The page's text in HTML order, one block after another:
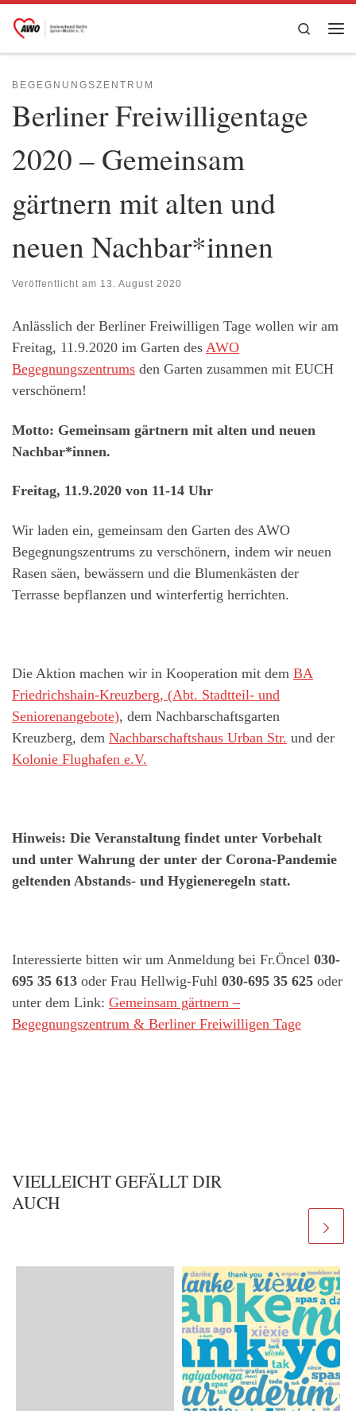
Zum Inhalt springen
Search
BEGEGNUNGSZENTRUM
Berliner Freiwilligentage
2020 – Gemeinsam
gärtnern mit alten und
neuen Nachbar*innen
Veröffentlicht am 13. August 2020
Anlässlich der Berliner Freiwilligen Tage wollen wir am
Freitag, 11.9.2020 im Garten des AWO
Begegnungszentrums den Garten zusammen mit EUCH
verschönern!
Motto: Gemeinsam gärtnern mit alten und neuen
Nachbar*innen.
Freitag, 11.9.2020 von 11-14 Uhr
Wir laden ein, gemeinsam den Garten des AWO
Begegnungszentrums zu verschönern, indem wir neuen
Rasen säen, bewässern und die Blumenkästen der
Terrasse bepflanzen und winterfertig herrichten.
Die Aktion machen wir in Kooperation mit dem BA
Friedrichshain-Kreuzberg, (Abt. Stadtteil- und
Seniorenangebote), dem Nachbarschaftsgarten
Kreuzberg, dem Nachbarschaftshaus Urban Str. und der
Kolonie Flughafen e.V.
Hinweis: Die Veranstaltung findet unter Vorbehalt
und unter Wahrung der unter der Corona-Pandemie
geltenden Abstands- und Hygieneregeln statt.
Interessierte bitten wir um Anmeldung bei Fr.Öncel 030-
695 35 613 oder Frau Hellwig-Fuhl 030-695 35 625 oder
unter dem Link: Gemeinsam gärtnern –
Begegnungszentrum & Berliner Freiwilligen Tage
VIELLEICHT GEFÄLLT DIR
AUCH